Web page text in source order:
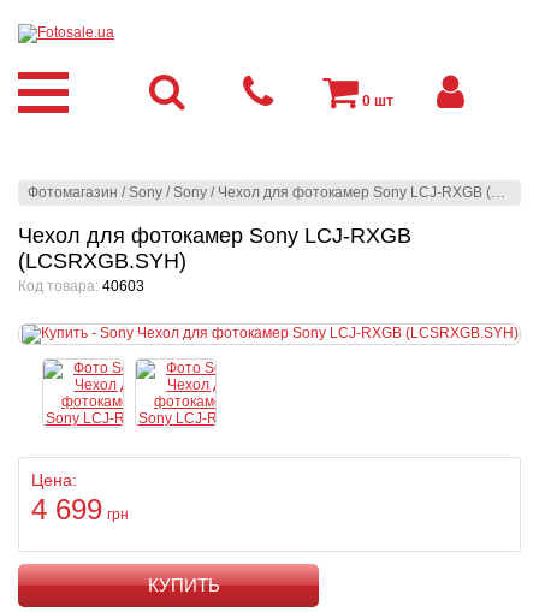
Фотомагазин /Sony /Sony / Чехол для фотокамер Sony LCJ-RXGB (LCSRXGB.SYH)
Чехол для фотокамер Sony LCJ-RXGB
(LCSRXGB.SYH)
Код товара: 40603
Цена:
4 699 грн
КУПИТЬ
0 шт